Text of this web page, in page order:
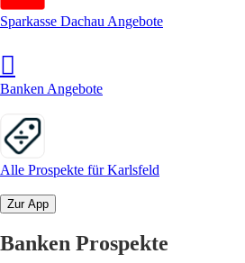
Sparkasse Dachau Angebote
Banken Angebote
Alle Prospekte für Karlsfeld
Zur App
Banken Prospekte